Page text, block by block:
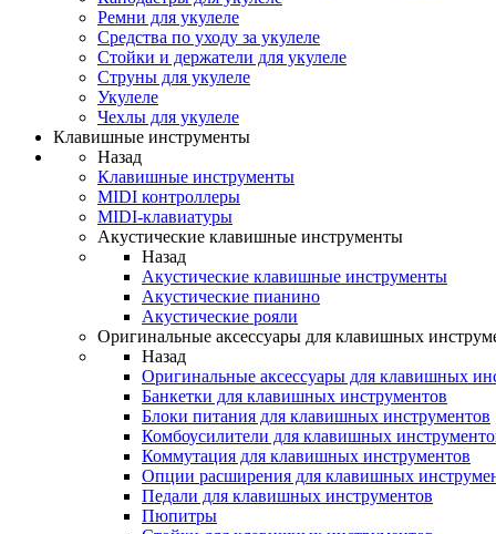
Ремни для укулеле
Средства по уходу за укулеле
Стойки и держатели для укулеле
Струны для укулеле
Укулеле
Чехлы для укулеле
Клавишные инструменты
Назад
Клавишные инструменты
MIDI контроллеры
MIDI-клавиатуры
Акустические клавишные инструменты
Назад
Акустические клавишные инструменты
Акустические пианино
Акустические рояли
Оригинальные аксессуары для клавишных
Назад
Оригинальные аксессуары для клавишных
Банкетки для клавишных инструментов
Блоки питания для клавишных инструментов
Комбоусилители для клавишных
Коммутация для клавишных инструментов
Опции расширения для клавишных
Педали для клавишных инструментов
Пюпитры